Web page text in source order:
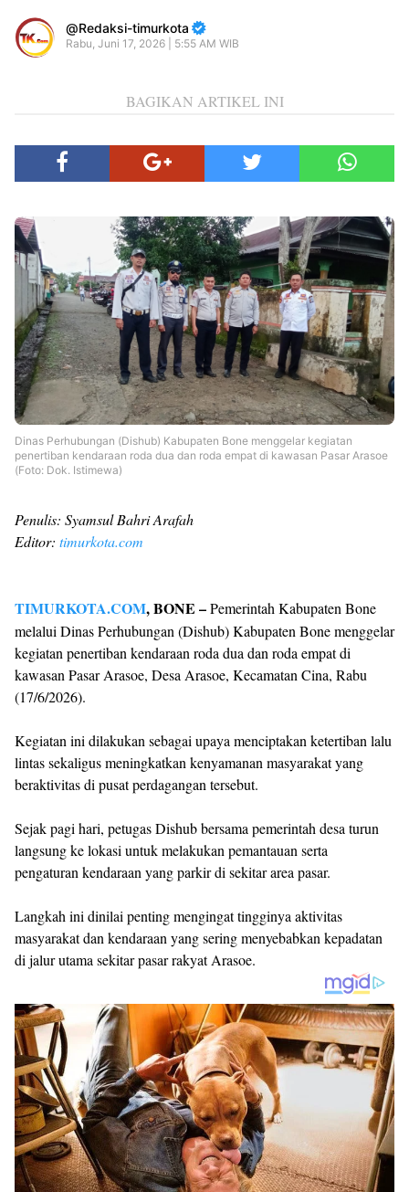
Redaksi-timurkota
Rabu, Juni 17, 2026 | 5:55 AM WIB
BAGIKAN ARTIKEL INI
Dinas Perhubungan (Dishub) Kabupaten Bone menggelar kegiatan
penertiban kendaraan roda dua dan roda empat di kawasan Pasar Arasoe
(Foto: Dok. Istimewa)
Penulis: Syamsul Bahri Arafah
Editor: timurkota.com
TIMURKOTA.COM, BONE –Pemerintah Kabupaten Bone
melalui Dinas Perhubungan (Dishub) Kabupaten Bone menggelar
kegiatan penertiban kendaraan roda dua dan roda empat di
kawasan Pasar Arasoe, Desa Arasoe, Kecamatan Cina, Rabu
(17/6/2026).
Kegiatan ini dilakukan sebagai upaya menciptakan ketertiban lalu
lintas sekaligus meningkatkan kenyamanan masyarakat yang
beraktivitas di pusat perdagangan tersebut.
Sejak pagi hari, petugas Dishub bersama pemerintah desa turun
langsung ke lokasi untuk melakukan pemantauan serta
pengaturan kendaraan yang parkir di sekitar area pasar.
Langkah ini dinilai penting mengingat tingginya aktivitas
masyarakat dan kendaraan yang sering menyebabkan kepadatan
di jalur utama sekitar pasar rakyat Arasoe.